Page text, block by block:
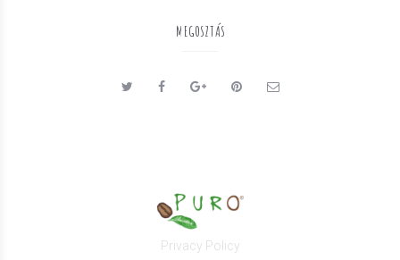
MEGOSZTÁS
Privacy Policy